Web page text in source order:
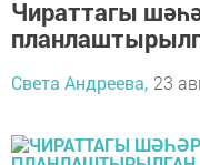
Чираттагы
Света Андреева, 23